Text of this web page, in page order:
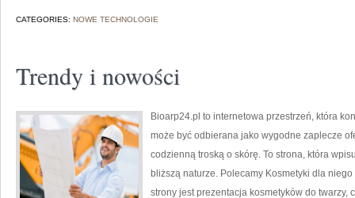
CATEGORIES: NOWE TECHNOLOGIE
Trendy i nowości
Bioarp24.pl to internetowa przestrzeń, która
może być odbierana jako wygodne zaplecze
codzienną troską o skórę. To strona, która
bliższą naturze. Polecamy Kosmetyki dla
strony jest prezentacja kosmetyków do twarzy,